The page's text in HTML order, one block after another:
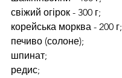
свіжий огірок - 300 г;
корейська морква - 200 г;
печиво (солоне);
шпинат;
редис;